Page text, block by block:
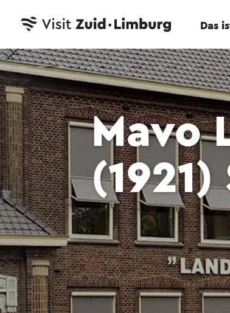
Das
Mavo